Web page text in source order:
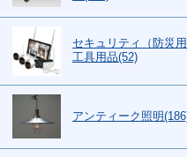
セキュリティ（防災
工具用品(52)
アンティーク照明